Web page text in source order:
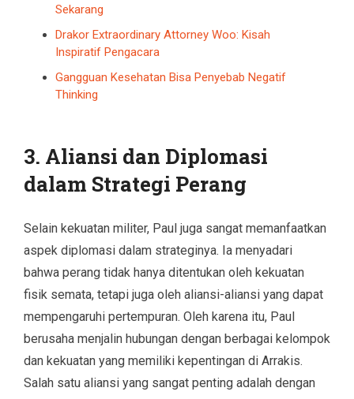
Sekarang
Drakor Extraordinary Attorney Woo: Kisah
Inspiratif Pengacara
Gangguan Kesehatan Bisa Penyebab Negatif
Thinking
3. Aliansi dan Diplomasi
dalam Strategi Perang
Selain kekuatan militer, Paul juga sangat memanfaatkan
aspek diplomasi dalam strateginya. Ia menyadari
bahwa perang tidak hanya ditentukan oleh kekuatan
fisik semata, tetapi juga oleh aliansi-aliansi yang dapat
mempengaruhi pertempuran. Oleh karena itu, Paul
berusaha menjalin hubungan dengan berbagai kelompok
dan kekuatan yang memiliki kepentingan di Arrakis.
Salah satu aliansi yang sangat penting adalah dengan